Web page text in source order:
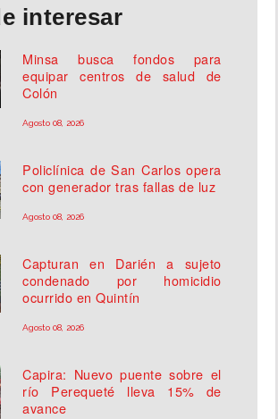
interesar
Minsa busca fondos para
equipar centros de salud de
Colón
Agosto 08, 2026
Policlínica de San Carlos opera
con generador tras fallas de luz
Agosto 08, 2026
Capturan en Darién a sujeto
condenado por homicidio
ocurrido en Quintín
Agosto 08, 2026
Capira: Nuevo puente sobre el
río Perequeté lleva 15% de
avance